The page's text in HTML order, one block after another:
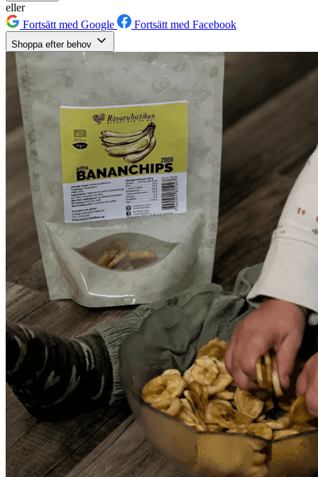
eller
Fortsätt med Google
Fortsätt med Facebook
Shoppa efter behov